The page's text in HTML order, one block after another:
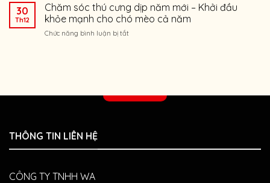
sóc
răng
quang
chó
mèo:
ảnh
Petclinic
30
Th12
Chăm sóc thú cưng dịp năm mới – Khởi đầu
khỏe mạnh cho chó mèo cả năm
Chức năng bình luận bị tắtở
năm
mới
THÔNG TIN LIÊN HỆ
CÔNG TY TNHH WA